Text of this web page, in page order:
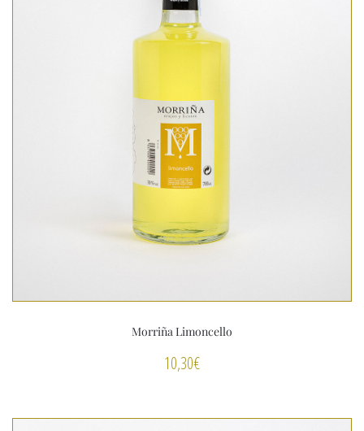
Morriña Limoncello
10,30€